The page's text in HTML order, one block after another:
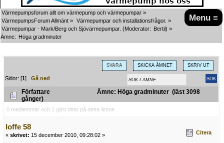
Menu ≡
Värmepumpsforum allt om värmepump och värmepumpar »
VärmepumpsForum Allmänt » Värmepumpar och installationsfrågor. »
Värmepumpar - Mark/Berg och Sjövärmepumpar. (Moderator: Bertil) »
Ämne: Höga gradminuter
SVARA SKICKA ÄMNET SKRIV UT
Sidor: [1]Gå ned
Författare
Ämne: Höga gradminuter (läst 3098
gånger)
0 medlemmar och 1 gäst tittar på detta ämne.
loffe 58
« skrivet: 15 december 2010, 09:28:02 » Citera